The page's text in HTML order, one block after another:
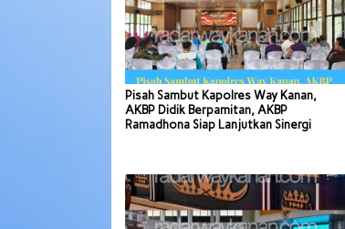
Pisah Sambut Kapolres Way Kanan,
AKBP Didik Berpamitan, AKBP
Ramadhona Siap Lanjutkan Sinergi